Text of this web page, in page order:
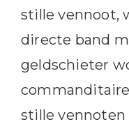
stille vennoot,
directe band
geldschieter
stille vennoten